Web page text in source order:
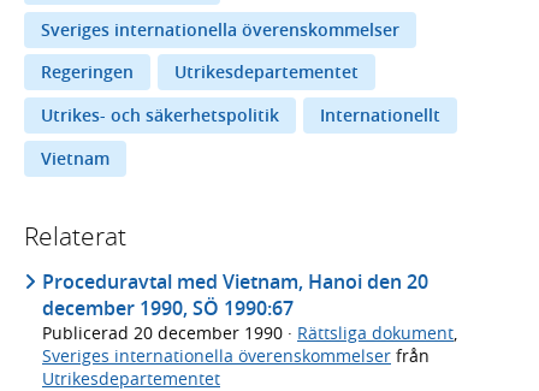
Sveriges internationella överenskommelser
Regeringen
Utrikesdepartementet
Utrikes- och säkerhetspolitik
Internationellt
Vietnam
Relaterat
Proceduravtal med Vietnam, Hanoi den 20
december 1990, SÖ 1990:67
Publicerad 20 december 1990 · Rättsliga dokument
Sveriges internationella överenskommelser från
Utrikesdepartementet